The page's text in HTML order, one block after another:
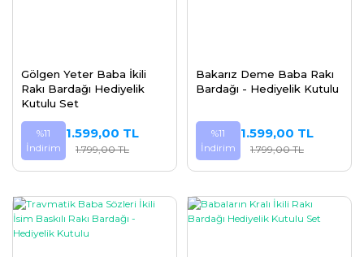
Gölgen Yeter Baba İkili
Rakı Bardağı Hediyelik
Kutulu Set
%11
İndirim
1.599,00 TL
1.799,00 TL
Bakarız Deme Baba Rakı
Bardağı - Hediyelik Kutulu
%11
İndirim
1.599,00 TL
1.799,00 TL